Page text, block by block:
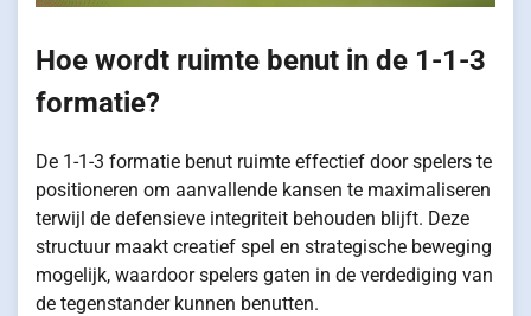
Hoe wordt ruimte benut in de 1-1-3
formatie?
De 1-1-3 formatie benut ruimte effectief door spelers te
positioneren om aanvallende kansen te maximaliseren
terwijl de defensieve integriteit behouden blijft. Deze
structuur maakt creatief spel en strategische beweging
mogelijk, waardoor spelers gaten in de verdediging van
de tegenstander kunnen benutten.